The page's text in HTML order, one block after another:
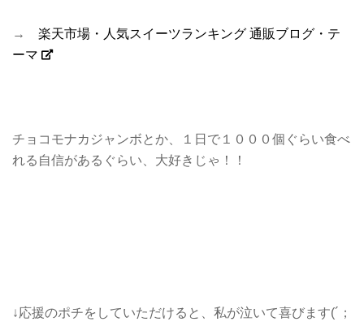
→ 楽天市場・人気スイーツランキング 通販ブログ・テ
ーマ
チョコモナカジャンボとか、１日で１０００個ぐらい食べ
れる自信があるぐらい、大好きじゃ！！
↓応援のポチをしていただけると、私が泣いて喜びます(´；